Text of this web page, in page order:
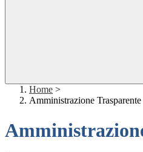
Home >
Amministrazione Trasparente